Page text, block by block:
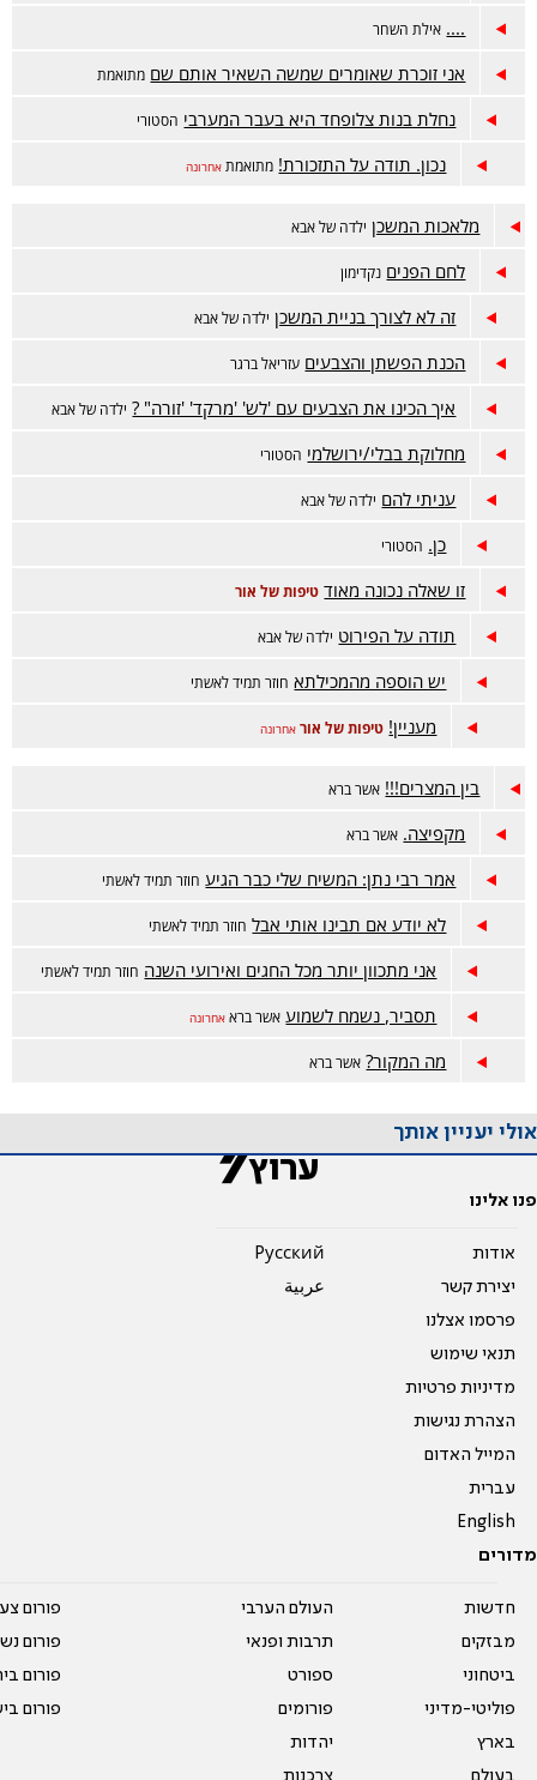
.... אילת השחר
אני זוכרת שאומרים שמשה השאיר אותם שם מתואמת
נחלת בנות צלופחד היא בעבר המערבי הסטורי
נכון. תודה על התזכורת! מתואמת אחרונה
מלאכות המשכן ילדה של אבא
לחם הפנים נקדימון
זה לא לצורך בניית המשכן ילדה של אבא
הכנת הפשתן והצבעים עזריאל ברגר
איך הכינו את הצבעים עם 'לש' 'מרקד' 'זורה" ? ילדה של אבא
מחלוקת בבלי/ירושלמי הסטורי
עניתי להם ילדה של אבא
כן. הסטורי
זו שאלה נכונה מאוד טיפות של אור
תודה על הפירוט ילדה של אבא
יש הוספה מהמכילתא חוזר תמיד לאשתי
מעניין! טיפות של אור אחרונה
בין המצרים!!! אשר ברא
מקפיצה. אשר ברא
אמר רבי נתן: המשיח שלי כבר הגיע חוזר תמיד לאשתי
לא יודע אם תבינו אותי אבל חוזר תמיד לאשתי
אני מתכוון יותר מכל החגים ואירועי השנה חוזר תמיד לאשתי
תסביר, נשמח לשמוע אשר ברא אחרונה
מה המקור? אשר ברא
אולי יעניין אותך
פנו אלינו
אודות
יצירת קשר
פרסמו אצלנו
תנאי שימוש
מדיניות פרטיות
הצהרת נגישות
המייל האדום
עברית
English
Pусский
عربية
מדורים
חדשות
מבזקים
ביטחוני
פוליטי-מדיני
בארץ
העולם הערבי
תרבות ופנאי
ספורט
פורומים
יהדות
פורום
פורום
פורום
פורום